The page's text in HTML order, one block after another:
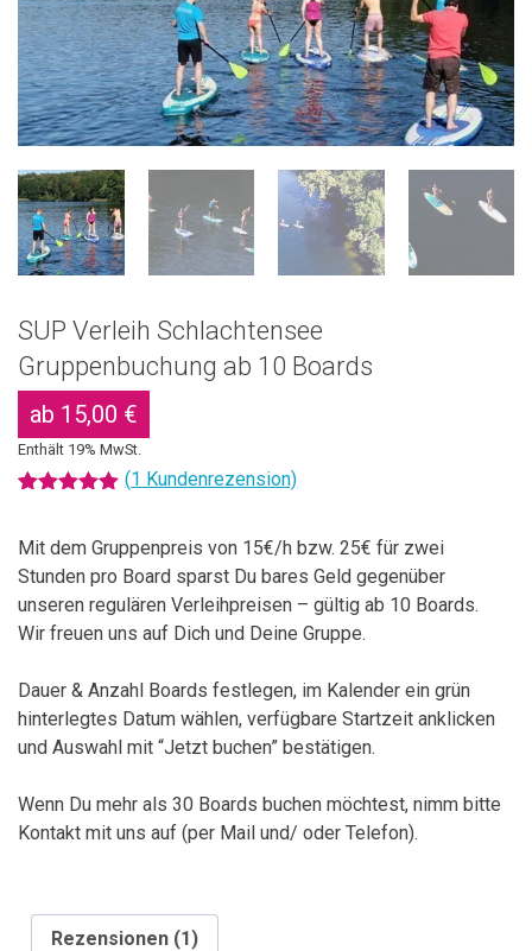
SUP Verleih Schlachtensee
Gruppenbuchung ab 10 Boards
ab 15,00 €
Enthält 19% MwSt.
basierend
auf
Kundenbewertung
(1 Kundenrezension)
Mit dem Gruppenpreis von 15€/h bzw. 25€ für zwei
Stunden pro Board sparst Du bares Geld gegenüber
unseren regulären Verleihpreisen – gültig ab 10 Boards.
Wir freuen uns auf Dich und Deine Gruppe.
Dauer & Anzahl Boards festlegen, im Kalender ein grün
hinterlegtes Datum wählen, verfügbare Startzeit anklicken
und Auswahl mit “Jetzt buchen” bestätigen.
Wenn Du mehr als 30 Boards buchen möchtest, nimm bitte
Kontakt mit uns auf (per Mail und/ oder Telefon).
Rezensionen (1)